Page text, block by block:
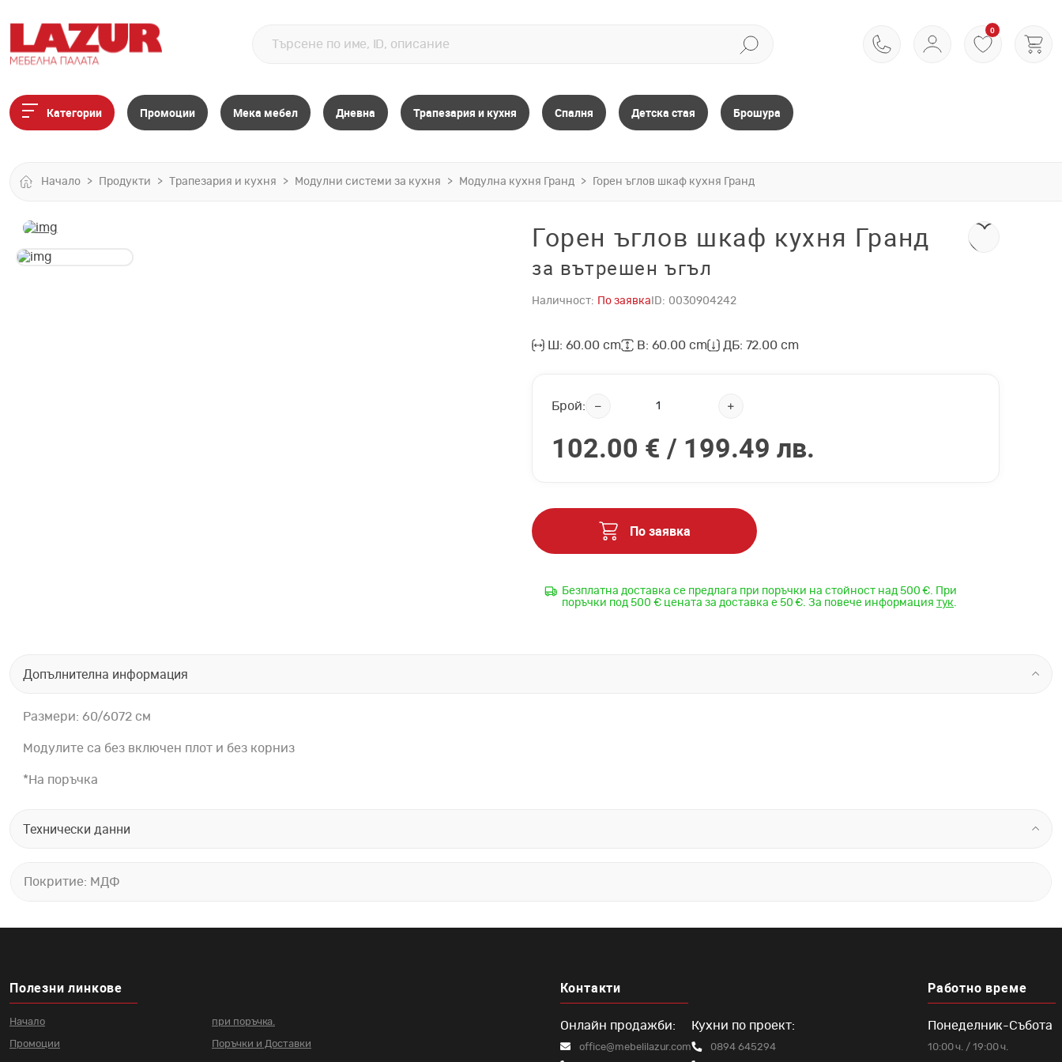
0
Категории Промоции Мека мебел Дневна Трапезария и кухня Спалня Детска стая Брошура
Начало Продукти Трапезария и кухня Модулни системи за кухня Модулна кухня Гранд Горен ъглов шкаф кухня Гранд
Горен ъглов шкаф кухня Гранд
за вътрешен ъгъл
Наличност: По заявка ID: 0030904242
Ш: 60.00 cm В: 60.00 cm ДБ: 72.00 cm
Брой:
102.00 € / 199.49 лв.
По заявка
Безплатна доставка се предлага при поръчки на стойност над 500 €. При
поръчки под 500 € цената за доставка е 50 €. За повече информация тук.
Допълнителна информация
Размери: 60/6072 см
Модулите са без включен плот и без корниз
*На поръчка
Технически данни
Покритие: МДФ
Полезни линкове
Начало
Промоции
при поръчка.
Поръчки и Доставки
Контакти
Онлайн продажби:
office@mebelilazur.com
Кухни по проект:
0894 645294
Работно време
Понеделник-Събота
10:00 ч. / 19:00 ч.